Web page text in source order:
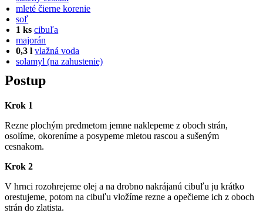
mleté čierne korenie
soľ
1 ks cibuľa
majorán
0,3 l vlažná voda
solamyl (na zahustenie)
Postup
Krok 1
Rezne plochým predmetom jemne naklepeme z oboch strán,
osolíme, okoreníme a posypeme mletou rascou a sušeným
cesnakom.
Krok 2
V hrnci rozohrejeme olej a na drobno nakrájanú cibuľu ju krátko
orestujeme, potom na cibuľu vložíme rezne a opečieme ich z oboch
strán do zlatista.